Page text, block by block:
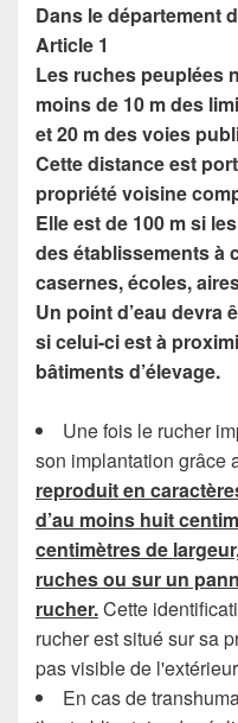
Dans le département
Article 1
Les ruches peuplées
moins de 10 m des
et 20 m des voies
Cette distance est
propriété voisine
Elle est de 100 m si
des établissements à
casernes, écoles,
Un point d’eau devra
si celui-ci est à
bâtiments d’élevage.
Une fois le rucher
son implantation grâce
reproduit en
d’au moins huit
centimètres de
ruches ou sur un
rucher.Cette
rucher est situé sur sa
pas visible de
En cas de